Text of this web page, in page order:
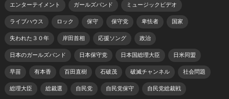
エンターテイメント ガールズバンド ミュージックビデオ
ライブハウス ロック 保守 保守党 卑怯者 国家
失われた３０年 岸田首相 応援ソング 政治
日本のガールズバンド 日本保守党 日本国総理大臣 日米同盟
早苗 有本香 百田直樹 石破茂 破滅チャンネル 社会問題
総理大臣 総裁選 自民党 自民党保守 自民党総裁戦